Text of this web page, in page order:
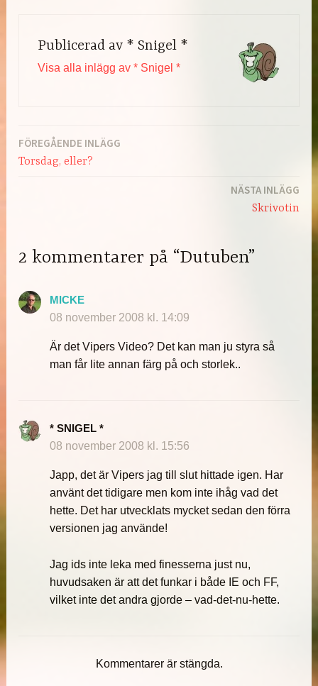
Publicerad av * Snigel *
Visa alla inlägg av * Snigel *
Inläggsnavigering
FÖREGÅENDE INLÄGG
Torsdag, eller?
NÄSTA INLÄGG
Skrivotin
2 kommentarer på “Dutuben”
MICKE
08 november 2008 kl. 14:09
Är det Vipers Video? Det kan man ju styra så
man får lite annan färg på och storlek..
* SNIGEL *
08 november 2008 kl. 15:56
Japp, det är Vipers jag till slut hittade igen. Har
använt det tidigare men kom inte ihåg vad det
hette. Det har utvecklats mycket sedan den förra
versionen jag använde!
Jag ids inte leka med finesserna just nu,
huvudsaken är att det funkar i både IE och FF,
vilket inte det andra gjorde – vad-det-nu-hette.
Kommentarer är stängda.